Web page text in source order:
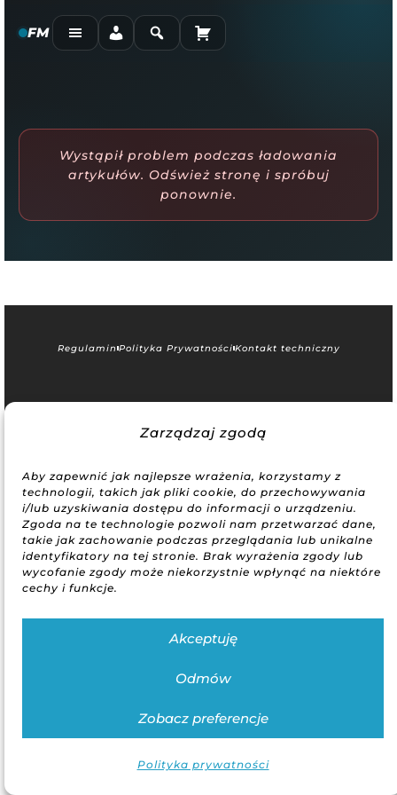
Zarządzaj zgodą
Aby zapewnić jak najlepsze wrażenia, korzystamy z
technologii, takich jak pliki cookie, do przechowywania
i/lub uzyskiwania dostępu do informacji o urządzeniu.
Zgoda na te technologie pozwoli nam przetwarzać dane,
takie jak zachowanie podczas przeglądania lub unikalne
identyfikatory na tej stronie. Brak wyrażenia zgody lub
wycofanie zgody może niekorzystnie wpłynąć na niektóre
cechy i funkcje.
Akceptuję
Odmów
Zobacz preferencje
Polityka prywatności
FM
Wystąpił problem podczas ładowania
artykułów. Odśwież stronę i spróbuj
ponownie.
Regulamin Polityka PrywatnościKontakt techniczny
Autor strony: Swinickiwsieci / Bartosz Świnicki